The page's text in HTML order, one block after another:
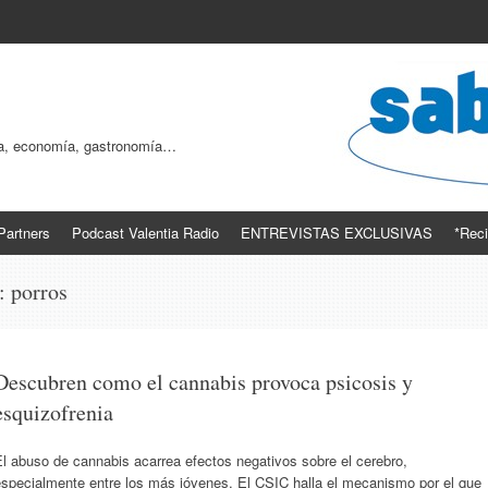
economía, gastronomía…
Podcast Valentia Radio ENTREVISTAS EXCLUSIVAS
porros
como el cannabis provoca psicosis y
abuso de cannabis acarrea efectos negativos sobre el cerebro,
entre los más jóvenes. El CSIC halla el mecanismo por el que